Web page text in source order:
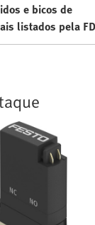
e bicos de
listados pela